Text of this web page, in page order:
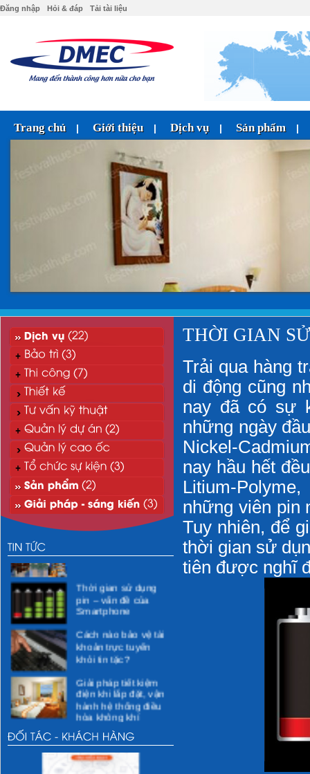
Đăng nhập Hỏi & đáp Tải tài liệu
Trang chủ | Giới thiệu | Dịch vụ | Sản phẩm |
“Xanh hóa” môi
trường CNTT
Xử lý nước thải mi-ni
pin – vấn đề của
Smartphone
khoản trực tuyến
khỏi tin tặc?
điện khi lắp đặt, vận
hành hệ thống điều
hòa không khí
Các giải pháp kỹ
thuật cho việc tiết
kiệm điện
Các hoạt động xã hội
THỜI GIAN
Trải qua hàng
di động cũng
nay đã có sự
những ngày
Nickel-
nay hầu hết
Litium-
những viên pin
Tuy nhiên, để
thời gian sử
tiên được nghĩ